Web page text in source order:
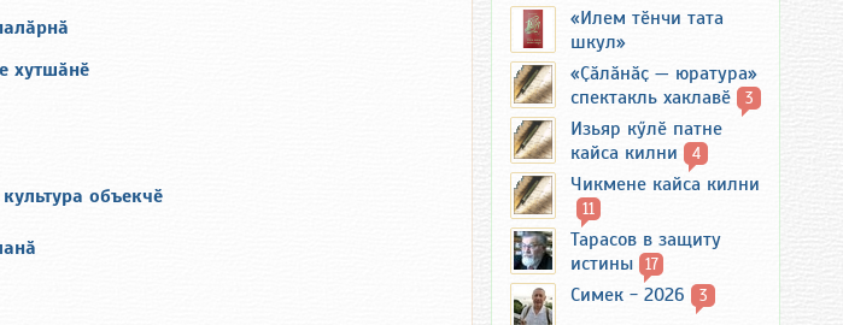
хутшӑнӗ
объекчӗ
«Илем тӗнчи тата
шкул»
«Ҫӑлӑнӑҫ — юратура»
спектакль хаклавӗ
3
Изьяр кӳлӗ патне
кайса килни
4
Чикмене кайса килни
11
Тарасов в защиту
истины 17
Симек - 2026 3